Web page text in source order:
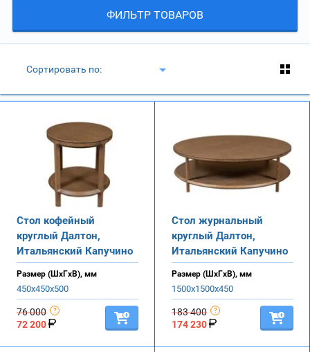
ФИЛЬТР ТОВАРОВ
Сортировать по:
Стол кофейный
круглый Далтон,
Итальянский Капучино
Размер (ШхГхВ), мм
450х450х500
76 000
72 200
Стол журнальный
круглый Далтон,
Итальянский Капучино
Размер (ШхГхВ), мм
1500х1500х450
183 400
174 230